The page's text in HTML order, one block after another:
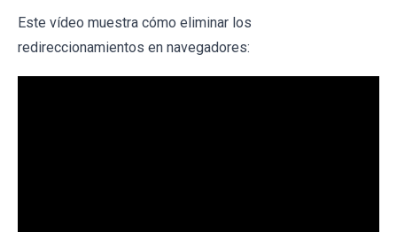
Este vídeo muestra cómo eliminar los
redireccionamientos en navegadores: